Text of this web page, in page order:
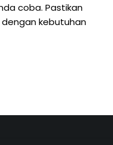
coba. Pastikan
kebutuhan